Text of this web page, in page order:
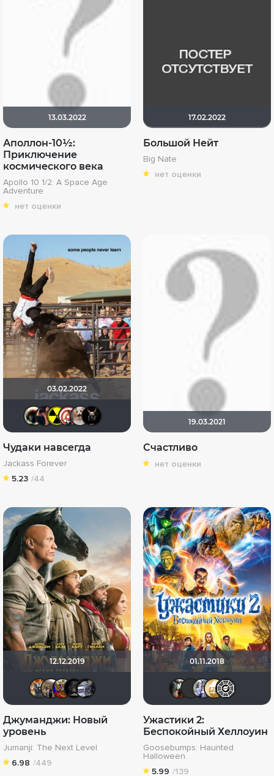
13.03.2022
Аполлон-10½:
Приключение
космического века
Apollo 10 1/2: A Space Age
Adventure
нет оценки
17.02.2022
Большой Нейт
Big Nate
нет оценки
03.02.2022
Haotiksatturnusplutonium239
Knoxville
yotaman
loki86
Чудаки навсегда
Jackass Forever
5.23 /44
19.03.2021
Счастливо
нет оценки
12.12.2019
Афоня Дурко
Vladimir Samsonov
Джуманджи: Новый
уровень
Jumanji: The Next Level
6.98 /449
01.11.2018
andrey -
Ужастики 2:
Беспокойный Хеллоуин
Goosebumps: Haunted
Halloween
5.99 /139